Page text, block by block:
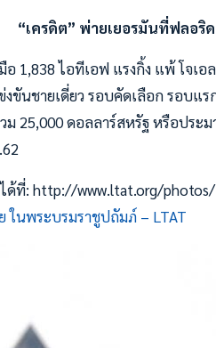
“เครดิต” พ่ายเยอรมันที่ฟลอริ
1,838 ไอทีเอฟ แรงกิ้ง แพ้ โจเอ
ขันชายเดี่ยว รอบคัดเลือก รอบแ
วม 25,000 ดอลลาร์สหรัฐ หรือปร
ด้ที่: http://www.ltat.org/
นพระบรมราชูปถัมภ์ – LTAT